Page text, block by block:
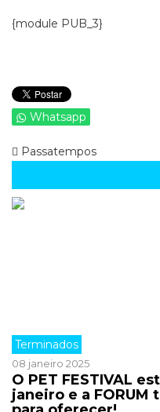
{module PUB_3}
Whatsapp
Passatempos
Terminados
08 janeiro 2025
O PET FESTIVAL
janeiro e a